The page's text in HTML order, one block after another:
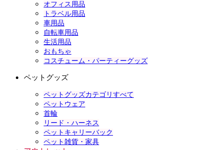
オフィス用品
トラベル用品
車用品
自転車用品
生活用品
おもちゃ
コスチューム・パーティーグッズ
ペットグッズ
ペットグッズカテゴリすべて
ペットウェア
首輪
リード・ハーネス
ペットキャリーバック
ペット雑貨・家具